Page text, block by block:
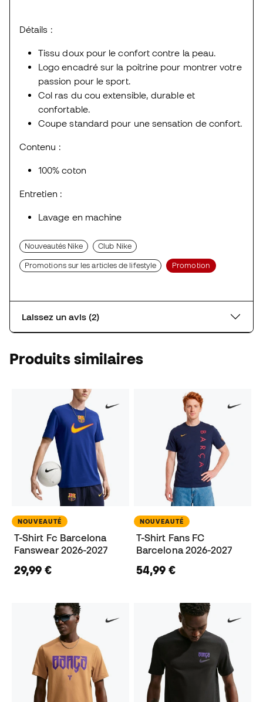
Détails :
Tissu doux pour le confort contre la peau.
Logo encadré sur la poitrine pour montrer votre
passion pour le sport.
Col ras du cou extensible, durable et
confortable.
Coupe standard pour une sensation de confort.
Contenu :
100% coton
Entretien :
Lavage en machine
Nouveautés Nike Club Nike
Promotions sur les articles de lifestyle Promotion
Laissez un avis (2)
Produits similaires
NOUVEAUTÉ
T-Shirt Fc Barcelona
Fanswear 2026-2027
29,99 €
NOUVEAUTÉ
T-Shirt Fans FC
Barcelona 2026-2027
54,99 €